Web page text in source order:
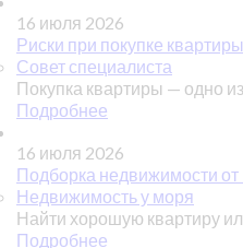
16 июля 2026
Риски при покупке
Совет специалиста
Покупка квартиры — одно
Подробнее
16 июля 2026
Подборка недвижимости от
Недвижимость у моря
Найти хорошую квартиру
Подробнее